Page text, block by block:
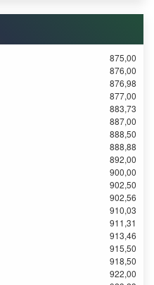
875,00
876,00
876,98
877,00
883,73
887,00
888,50
888,88
892,00
900,00
902,50
902,56
910,03
911,31
913,46
915,50
918,50
922,00